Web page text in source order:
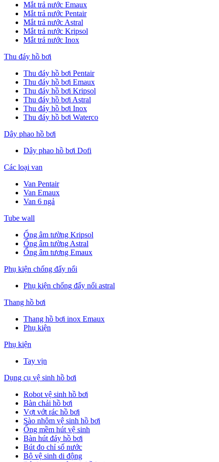
Mắt trả nước Emaux
Mắt trả nước Pentair
Mắt trả nước Astral
Mắt trả nước Kripsol
Mắt trả nước Inox
Thu đáy hồ bơi
Thu đáy hồ bơi Pentair
Thu đáy hồ bơi Emaux
Thu đáy hồ bơi Kripsol
Thu đáy hồ bơi Astral
Thu đáy hồ bơi Inox
Thu đáy hồ bơi Waterco
Dây phao hồ bơi
Dây phao hồ bơi Dofi
Các loại van
Van Pentair
Van Emaux
Van 6 ngả
Tube wall
Ống âm tường Kripsol
Ống âm tường Astral
Ống âm tương Emaux
Phụ kiện chống đẩy nổi
Phụ kiện chống đẩy nổi astral
Thang hồ bơi
Thang hồ bơi inox Emaux
Phụ kiện
Phụ kiện
Tay vịn
Dụng cụ vệ sinh hồ bơi
Robot vệ sinh hồ bơi
Bàn chải hồ bơi
Vợt vớt rác hồ bơi
Sào nhôm vệ sinh hồ bơi
Ống mềm hút vệ sinh
Bàn hút đáy hồ bơi
Bút đo chỉ số nước
Bộ vệ sinh di động